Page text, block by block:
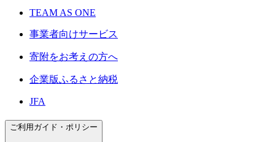
TEAM AS ONE
事業者向けサービス
寄附をお考えの方へ
企業版ふるさと納税
JFA
ご利用ガイド・ポリシー